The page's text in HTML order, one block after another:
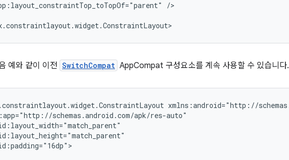
/>
예와 같이 이전 SwitchCompat AppCompat 구성요소를 계속 사용할 수 있습니다.